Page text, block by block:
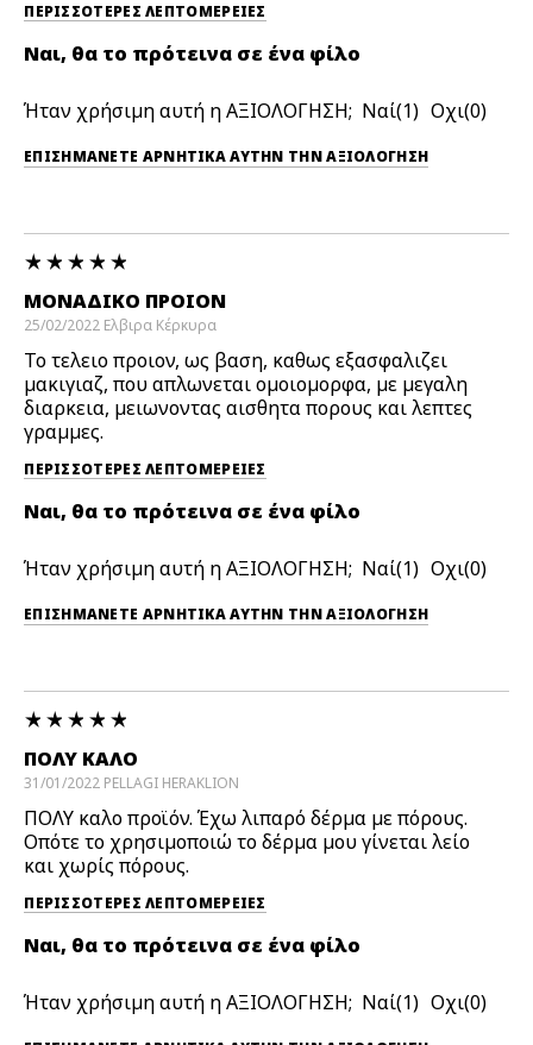
ΠΕΡΙΣΣΌΤΕΡΕΣ ΛΕΠΤΟΜΈΡΕΙΕΣ
Ναι, θα το πρότεινα σε ένα φίλο
Ήταν χρήσιμη αυτή η ΑΞΙΟΛΟΓΗΣΗ; 1 0
ΕΠΙΣΗΜΆΝΕΤΕ ΑΡΝΗΤΙΚΆ ΑΥΤΉΝ ΤΗΝ ΑΞΙΟΛΟΓΗΣΗ
ΜΟΝΑΔΙΚΟ ΠΡΟΙΟΝ
25/02/2022 Ελβιρα Κέρκυρα
Το τελειο προιον, ως βαση, καθως εξασφαλιζει
μακιγιαζ, που απλωνεται ομοιομορφα, με μεγαλη
διαρκεια, μειωνοντας αισθητα πορους και λεπτες
γραμμες.
ΠΕΡΙΣΣΌΤΕΡΕΣ ΛΕΠΤΟΜΈΡΕΙΕΣ
Ναι, θα το πρότεινα σε ένα φίλο
Ήταν χρήσιμη αυτή η ΑΞΙΟΛΟΓΗΣΗ; 1 0
ΕΠΙΣΗΜΆΝΕΤΕ ΑΡΝΗΤΙΚΆ ΑΥΤΉΝ ΤΗΝ ΑΞΙΟΛΟΓΗΣΗ
ΠΟΛΥ ΚΑΛΟ
31/01/2022 PELLAGI HERAKLION
ΠΟΛΥ καλο προϊόν. Έχω λιπαρό δέρμα με πόρους.
Οπότε το χρησιμοποιώ το δέρμα μου γίνεται λείο
και χωρίς πόρους.
ΠΕΡΙΣΣΌΤΕΡΕΣ ΛΕΠΤΟΜΈΡΕΙΕΣ
Ναι, θα το πρότεινα σε ένα φίλο
Ήταν χρήσιμη αυτή η ΑΞΙΟΛΟΓΗΣΗ; 1 0